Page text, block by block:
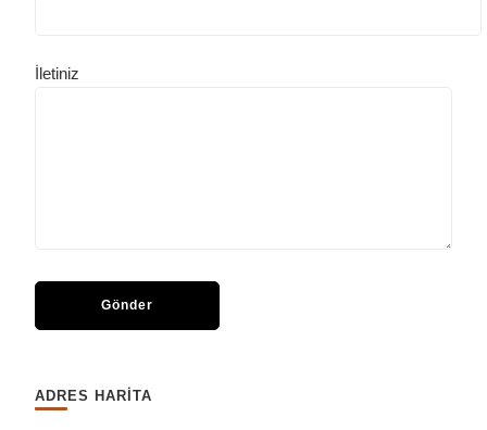
İletiniz
ADRES HARİTA